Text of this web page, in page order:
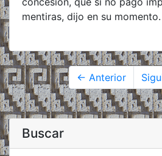
mentiras, dijo en su momento.
← Anterior
Buscar